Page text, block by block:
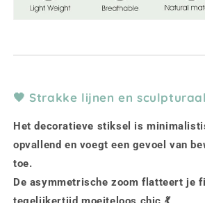
🖤 Strakke lijnen en
Het decoratieve stiksel is
opvallend en voegt een gevoel van
toe.
De asymmetrische zoom flatteert je